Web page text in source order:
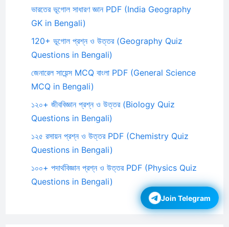
ভারতের ভূগোল সাধারণ জ্ঞান PDF (India Geography
GK in Bengali)
120+ ভূগোল প্রশ্ন ও উত্তর (Geography Quiz
Questions in Bengali)
জেনারেল সায়েন্স MCQ বাংলা PDF (General Science
MCQ in Bengali)
১২০+ জীববিজ্ঞান প্রশ্ন ও উত্তর (Biology Quiz
Questions in Bengali)
১২৫ রসায়ন প্রশ্ন ও উত্তর PDF (Chemistry Quiz
Questions in Bengali)
১০০+ পদার্থবিজ্ঞান প্রশ্ন ও উত্তর PDF (Physics Quiz
Questions in Bengali)
Join Telegram